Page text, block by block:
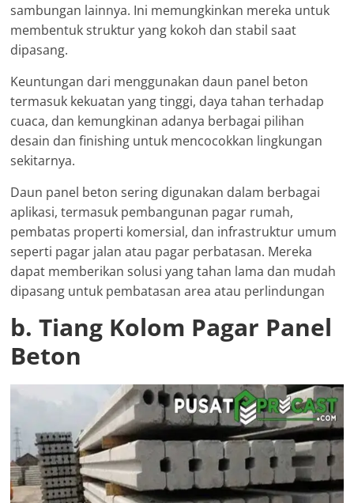
sambungan lainnya. Ini memungkinkan mereka untuk
membentuk struktur yang kokoh dan stabil saat
dipasang.
Keuntungan dari menggunakan daun panel beton
termasuk kekuatan yang tinggi, daya tahan terhadap
cuaca, dan kemungkinan adanya berbagai pilihan
desain dan finishing untuk mencocokkan lingkungan
sekitarnya.
Daun panel beton sering digunakan dalam berbagai
aplikasi, termasuk pembangunan pagar rumah,
pembatas properti komersial, dan infrastruktur umum
seperti pagar jalan atau pagar perbatasan. Mereka
dapat memberikan solusi yang tahan lama dan mudah
dipasang untuk pembatasan area atau perlindungan
b. Tiang Kolom Pagar Panel
Beton